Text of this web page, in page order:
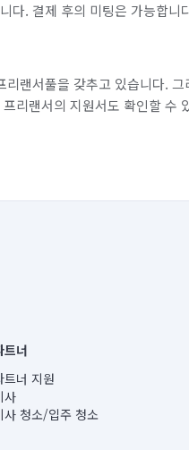
다. 결제 후의 미팅은 가능합니
랜서풀을 갖추고 있습니다.
리랜서의 지원서도 확인할 수
3220163-14-5-00019 |
회 정보) |
트리빌딩) B동 5층
, 8층 미소
트너
트너 지원
사
사 청소/입주 청소